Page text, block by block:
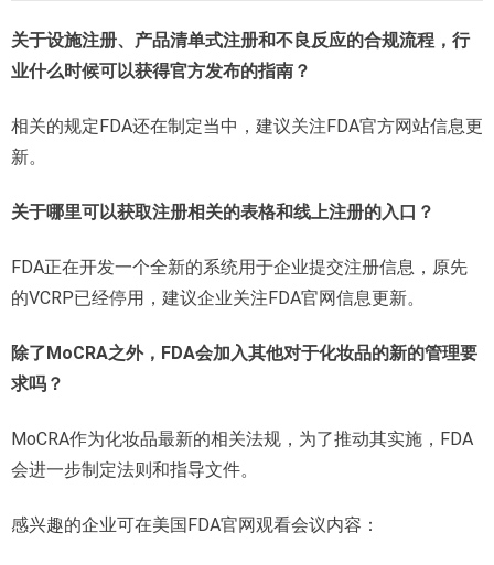
关于设施注册、产品清单式注册和不良反应的合规流程，行
业什么时候可以获得官方发布的指南？
相关的规定FDA还在制定当中，建议关注FDA官方网站信息更
新。
关于哪里可以获取注册相关的表格和线上注册的入口？
FDA正在开发一个全新的系统用于企业提交注册信息，原先
的VCRP已经停用，建议企业关注FDA官网信息更新。
除了MoCRA之外，FDA会加入其他对于化妆品的新的管理要
求吗？
MoCRA作为化妆品最新的相关法规，为了推动其实施，FDA
会进一步制定法则和指导文件。
感兴趣的企业可在美国FDA官网观看会议内容：